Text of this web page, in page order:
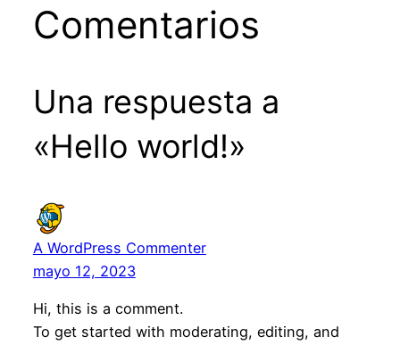
Comentarios
Una respuesta a
«Hello world!»
A WordPress Commenter
mayo 12, 2023
Hi, this is a comment.
To get started with moderating, editing, and